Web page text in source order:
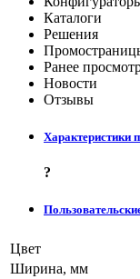
Каталоги
Решения
Ранее
Новости
Отзывы
Характеристики
?
Цвет
Ширина, мм